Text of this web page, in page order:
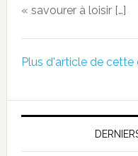
« savourer à loisir […]
Plus d'article de cette